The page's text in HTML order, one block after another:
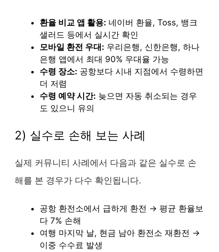
환율 비교 앱 활용: 네이버 환율, Toss, 뱅크
샐러드 등에서 실시간 확인
모바일 환전 우대: 우리은행, 신한은행, 하나
은행 앱에서 최대 90% 우대율 가능
수령 장소: 공항보다 시내 지점에서 수령하면
더 저렴
수령 예약 시간: 늦으면 자동 취소되는 경우
도 있으니 유의
2) 실수로 손해 보는 사례
실제 커뮤니티 사례에서 다음과 같은 실수로 손
해를 본 경우가 다수 확인됩니다.
공항 환전소에서 급하게 환전 → 평균 환율보
다 7% 손해
여행 마지막 날, 현금 남아 환전소 재환전 →
이중 수수료 발생